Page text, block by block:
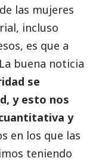
las mujeres
incluso
es que a
buena noticia
se
y esto nos
y
en los que las
teniendo